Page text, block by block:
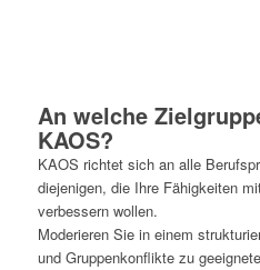
An welche
KAOS?
KAOS richtet sich an alle
diejenigen, die Ihre Fähigkeiten
verbessern wollen.
Moderieren Sie in einem
und Gruppenkonflikte zu